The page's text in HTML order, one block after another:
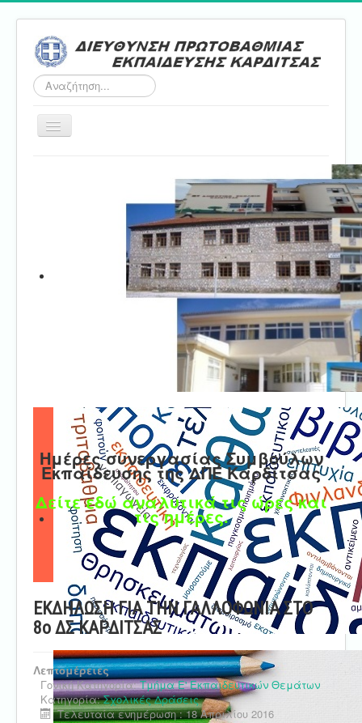
Αναζήτηση...
Εναλλαγή
Ημέρες συνεργασίας Συμβούλων
Εκπαίδευσης της ΔΠΕ Καρδίτσας
Δείτε εδώ αναλυτικά τις ώρες και
τις ημέρες.
ΕΚΔΗΛΩΣΗ ΓΙΑ ΤΗΝ ΓΑΛΛΟΦΩΝΙΑ ΣΤΟ
8ο ΔΣ ΚΑΡΔΙΤΣΑΣ
Λεπτομέρειες
Γονική Κατηγορία:Τμήμα Ε' Εκπαιδευτικών Θεμάτων
Κατηγορία:Σχολικές Δράσεις
Τελευταία ενημέρωση : 18 Απριλίου 2016